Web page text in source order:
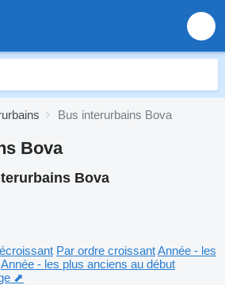
Bus interurbains Bova
Bova
Bova
Par ordre croissantAnnée - les
Année - les plus anciens au début
⬈